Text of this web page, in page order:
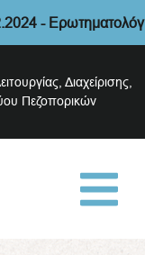
-
Διαχείρισης,
Πεζοπορικών